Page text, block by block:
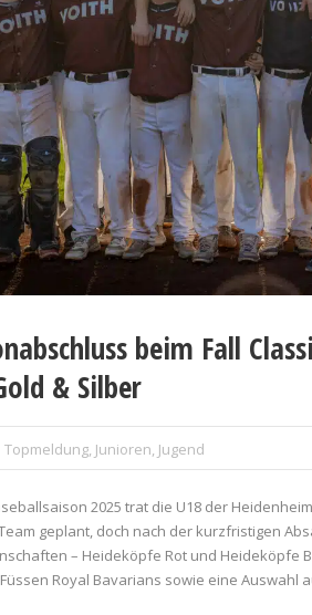
beim Fall
& Silber
Topmeldung, Junioren, Jugend
2025 trat die U18 der
geplant, doch nach der kurzfristigen
– Heideköpfe Rot und Heideköpfe
Royal Bavarians sowie eine Auswahl